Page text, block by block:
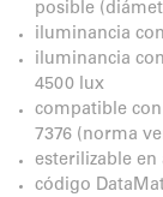
posible
iluminancia
iluminancia
4500 lux
compatible
7376 (norma
esterilizable en
código